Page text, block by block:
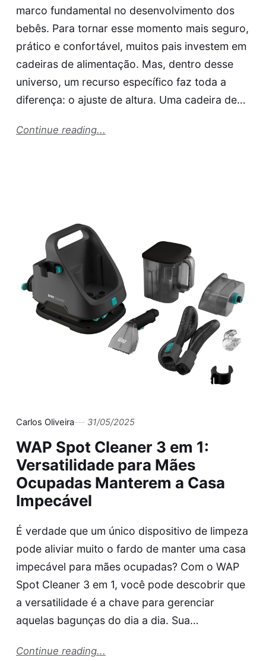
marco fundamental no desenvolvimento dos
bebês. Para tornar esse momento mais seguro,
prático e confortável, muitos pais investem em
cadeiras de alimentação. Mas, dentro desse
universo, um recurso específico faz toda a
diferença: o ajuste de altura. Uma cadeira de…
Continue reading...
Carlos Oliveira 31/05/2025
WAP Spot Cleaner 3 em 1:
Versatilidade para Mães
Ocupadas Manterem a Casa
Impecável
É verdade que um único dispositivo de limpeza
pode aliviar muito o fardo de manter uma casa
impecável para mães ocupadas? Com o WAP
Spot Cleaner 3 em 1, você pode descobrir que
a versatilidade é a chave para gerenciar
aquelas bagunças do dia a dia. Sua…
Continue reading...